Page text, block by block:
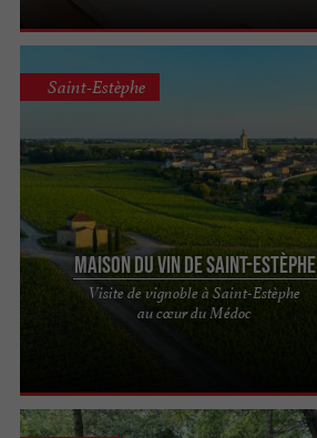
Maison du Vin de Saint-Estèphe
Visite de vignoble à Saint-Estèphe
au cœur du Médoc
Saint-Estèphe
Dégustations et Visites du vignoble à Saint-
Estèphe : découverte de la Maison du Vin Une